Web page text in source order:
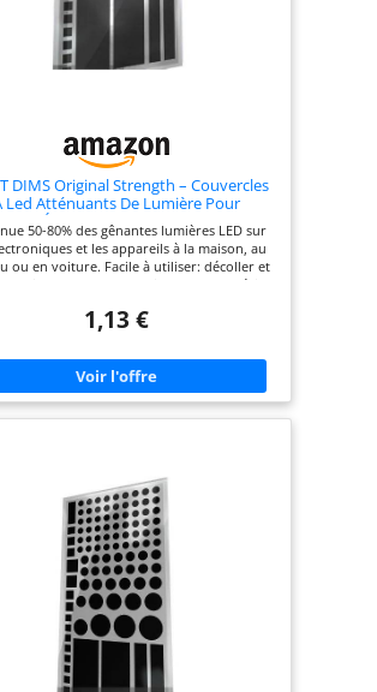
DIMS Original Strength – Couvercles
Led Atténuants De Lumière Pour
Électroniques, Appareils Et Plus
Ils Atténuent 50-80% De La Lumière,
En Emballage Minimal
50-80% des gênantes lumières LED sur
et les appareils à la maison, au
ou en voiture. Facile à utiliser: décoller et
simplement. Ils ne laissent aucun résidu
de LightDims vous permet de continuer à
réduite. Il comprend l’écoemballage
minimal.
1,13 €